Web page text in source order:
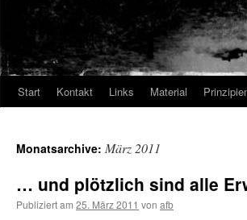
Zum
springen
Start Kontakt Links Material
Monatsarchive: März 2011
… und plötzlich sind alle
Publiziert am 25. März 2011 von afb